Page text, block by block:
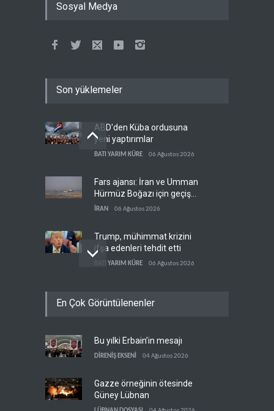
Sosyal Medya
Son yüklemeler
ABD'den Küba ordusuna
yeni yaptırımlar
BATI YARIM KÜRE 06 Ağustos 2026
Fars ajansı: İran ve Umman
Hürmüz Boğazı için geçiş
koridorlarında anlaştı
İRAN 06 Ağustos 2026
Trump, mühimmat krizini
ifşa edenleri tehdit etti
BATI YARIM KÜRE 06 Ağustos 2026
Şeria'da işgalci
İsrail, beyin göçünde rekora
koşuyor
En Çok Görüntülenenler
Bu yılki Erbain’in mesajı
DİRENİŞ EKSENİ 04 Ağustos 2026
Gazze örneğinin ötesinde
Güney Lübnan